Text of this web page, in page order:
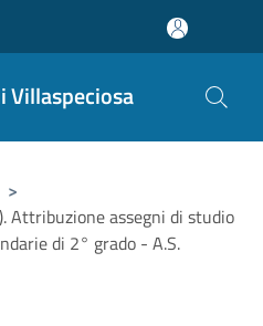
Villaspeciosa
>
Attribuzione assegni di studio
di 2° grado - A.S.